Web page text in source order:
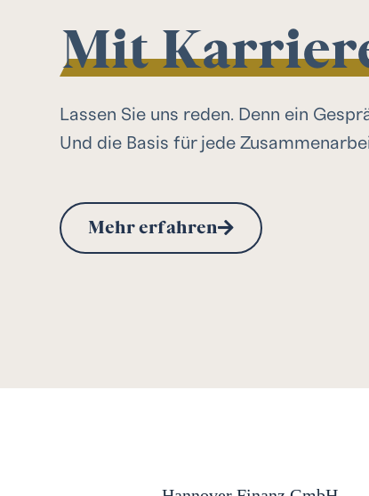
Mit
Lassen Sie uns reden. Denn ein
Und die Basis für jede
Mehr erfahren